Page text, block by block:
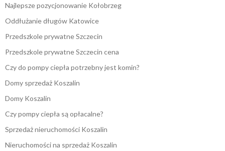
Najlepsze pozycjonowanie Kołobrzeg
Oddłużanie długów Katowice
Przedszkole prywatne Szczecin
Przedszkole prywatne Szczecin cena
Czy do pompy ciepła potrzebny jest komin?
Domy sprzedaż Koszalin
Domy Koszalin
Czy pompy ciepła są opłacalne?
Sprzedaż nieruchomości Koszalin
Nieruchomości na sprzedaż Koszalin